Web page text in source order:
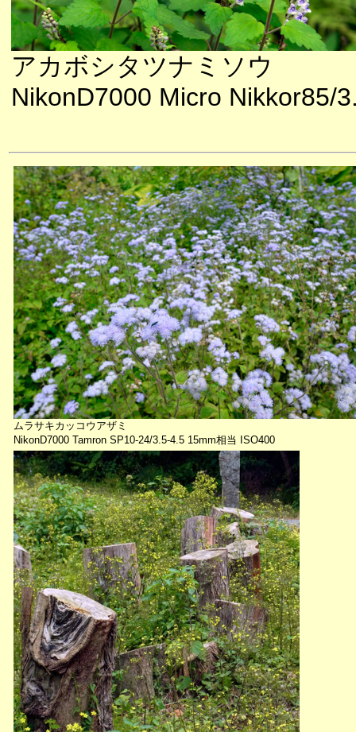
アカボシタツナミソウ
NikonD7000 Micro Nikkor85/
ムラサキカッコウアザミ
NikonD7000 Tamron SP10-24/3.5-4.5 15mm相当 ISO400